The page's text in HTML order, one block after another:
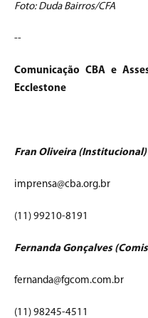
Foto: Duda Bairros/CFA
--
Comunicação CBA e
Ecclestone
Fran Oliveira (Institucional)
imprensa@cba.org.br
(11) 99210-8191
Fernanda Gonçalves
fernanda@fgcom.com.br
(11) 98245-4511